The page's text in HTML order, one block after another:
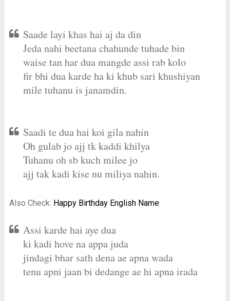
Saade layi khas hai aj da din
Jeda nahi beetana chahunde tuhade bin
waise tan har dua mangde assi rab kolo
fir bhi dua karde ha ki khub sari khushiyan
mile tuhanu is janamdin.
Saadi te dua hai koi gila nahin
Oh gulab jo ajj tk kaddi khilya
Tuhanu oh sb kuch milee jo
ajj tak kadi kise nu miliya nahin.
Also Check: Happy Birthday English Name
Assi karde hai aye dua
ki kadi hove na appa juda
jindagi bhar sath dena ae apna wada
tenu apni jaan bi dedange ae hi apna irada